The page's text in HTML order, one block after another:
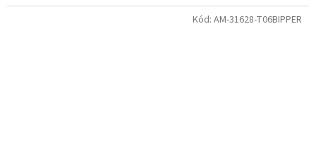
Kód: AM-31628-T06BIPPER